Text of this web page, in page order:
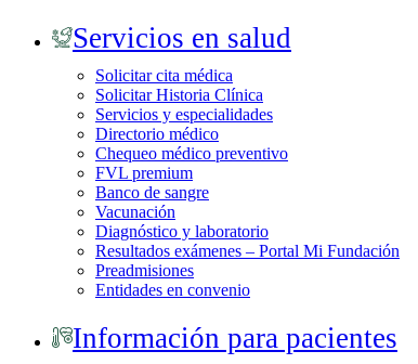
Servicios en salud
Solicitar cita médica
Solicitar Historia Clínica
Servicios y especialidades
Directorio médico
Chequeo médico preventivo
FVL premium
Banco de sangre
Vacunación
Diagnóstico y laboratorio
Resultados exámenes – Portal Mi Fundación
Preadmisiones
Entidades en convenio
Información para pacientes